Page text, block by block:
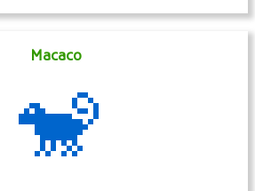
Macaco
🐒